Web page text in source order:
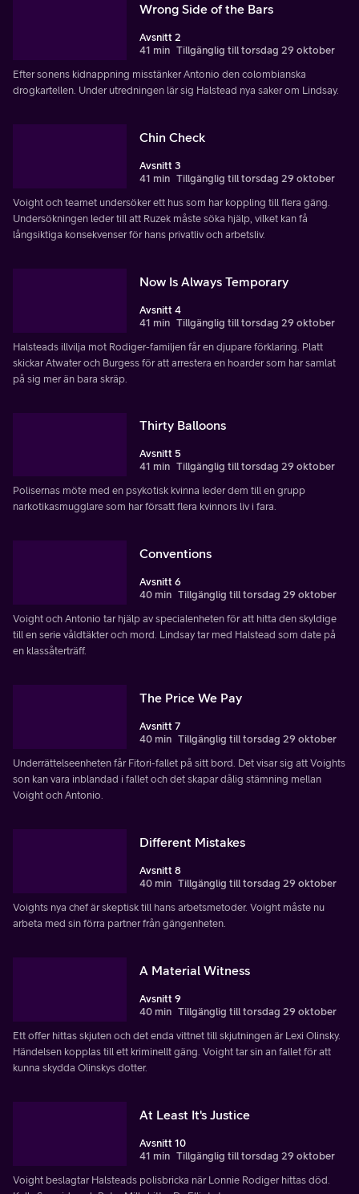
Wrong Side of the Bars
Avsnitt 2
41 min Tillgänglig till torsdag 29 oktober
Efter sonens kidnappning misstänker Antonio den colombianska
drogkartellen. Under utredningen lär sig Halstead nya saker om Lindsay.
Chin Check
Avsnitt 3
41 min Tillgänglig till torsdag 29 oktober
Voight och teamet undersöker ett hus som har koppling till flera gäng.
Undersökningen leder till att Ruzek måste söka hjälp, vilket kan få
långsiktiga konsekvenser för hans privatliv och arbetsliv.
Now Is Always Temporary
Avsnitt 4
41 min Tillgänglig till torsdag 29 oktober
Halsteads illvilja mot Rodiger-familjen får en djupare förklaring. Platt
skickar Atwater och Burgess för att arrestera en hoarder som har samlat
på sig mer än bara skräp.
Thirty Balloons
Avsnitt 5
41 min Tillgänglig till torsdag 29 oktober
Polisernas möte med en psykotisk kvinna leder dem till en grupp
narkotikasmugglare som har försatt flera kvinnors liv i fara.
Conventions
Avsnitt 6
40 min Tillgänglig till torsdag 29 oktober
Voight och Antonio tar hjälp av specialenheten för att hitta den skyldige
till en serie våldtäkter och mord. Lindsay tar med Halstead som date på
en klassåterträff.
The Price We Pay
Avsnitt 7
40 min Tillgänglig till torsdag 29 oktober
Underrättelseenheten får Fitori-fallet på sitt bord. Det visar sig att Voights
son kan vara inblandad i fallet och det skapar dålig stämning mellan
Voight och Antonio.
Different Mistakes
Avsnitt 8
40 min Tillgänglig till torsdag 29 oktober
Voights nya chef är skeptisk till hans arbetsmetoder. Voight måste nu
arbeta med sin förra partner från gängenheten.
A Material Witness
Avsnitt 9
40 min Tillgänglig till torsdag 29 oktober
Ett offer hittas skjuten och det enda vittnet till skjutningen är Lexi Olinsky.
Händelsen kopplas till ett kriminellt gäng. Voight tar sin an fallet för att
kunna skydda Olinskys dotter.
At Least It's Justice
Avsnitt 10
41 min Tillgänglig till torsdag 29 oktober
Voight beslagtar Halsteads polisbricka när Lonnie Rodiger hittas död.